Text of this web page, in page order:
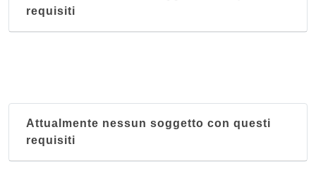
requisiti
Attualmente nessun soggetto con questi
requisiti